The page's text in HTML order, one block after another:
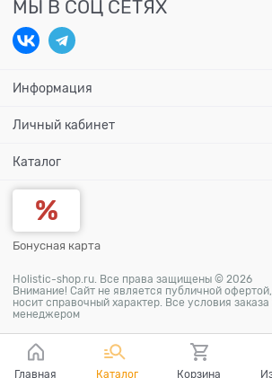
МЫ В СОЦ СЕТЯХ
Информация
Личный кабинет
Каталог
Бонусная карта
Holistic-shop.ru. Все права защищены © 2026
Внимание! Сайт не является публичной
носит справочный характер. Все условия
менеджером
Главная Каталог Корзина